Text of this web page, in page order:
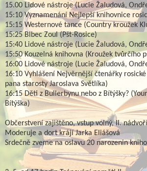
15.00 Lidové nástroje (Lucie Žaludová,
15:10 Vyznamenání Nejlepší knihovnice
15:15 Westernové tance (Country kroužek
15:25 Blbec Zoul (Pšt-Rosice)
15:40 Lidové nástroje (Lucie Žaludová,
15:50 Kouzelná knihovna (Kroužek tvůrčího
16:00 Lidové nástroje (Lucie Žaludová,
16:10 Vyhlášení Nejvěrnější čtenářky
pana starosty Jaroslava Světlíka)
16:15 Děti z Bullerbynu nebo z Bítýšky?
Bítýška)
Občerstvení zajištěno, vstup volný, II.
Moderuje a dort krájí Jarka Eliášová
Srdečně zveme na oslavu 20 narozenin